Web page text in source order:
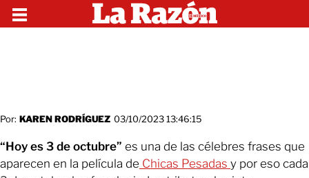
Por: KAREN RODRÍGUEZ 03/10/2023 13:46:15
“Hoy es 3 de octubre” es una de las célebres frases que
aparecen en la película de Chicas Pesadas y por eso cada